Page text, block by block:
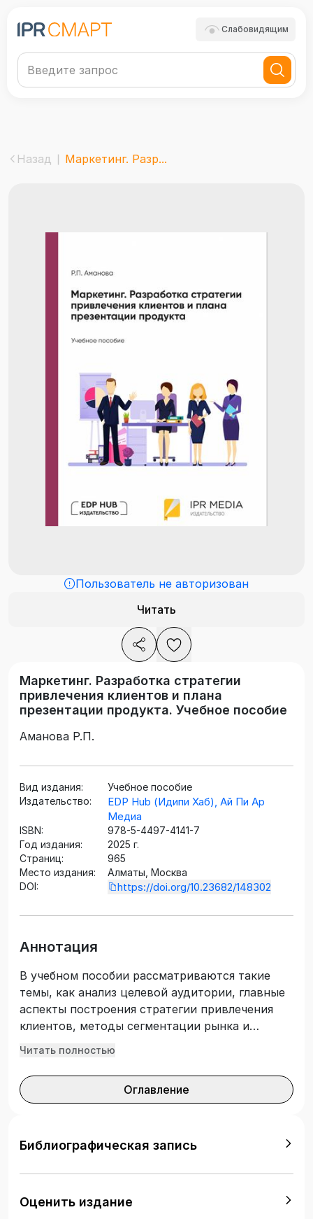
Слабовидящим
Назад Маркетинг. Разр...
Пользователь не авторизован
Читать
Маркетинг. Разработка стратегии
привлечения клиентов и плана
презентации продукта. Учебное пособие
Аманова Р.П.
Вид издания:
Учебное пособие
Издательство:
EDP Hub (Идипи Хаб), Ай Пи Ар
Медиа
ISBN:
978-5-4497-4141-7
Год издания:
2025 г.
Страниц:
965
Место издания:
Алматы, Москва
DOI:
https://doi.org/10.23682/148302
Аннотация
В учебном пособии рассматриваются такие
темы, как анализ целевой аудитории, главные
аспекты построения стратегии привлечения
клиентов, методы сегментации рынка и
выявление потребностей клиентов. Данное
разработке плана презентации продукта,
демонстрирует этапы подготовки содержания
потенциальной аудиторией. Рекомендовано
образования «Менеджмент и управление»,
изучающих дисциплины «Маркетинг» и
«Разработка стратегии привлечения клиентов
Читать полностью
Оглавление
Библиографическая запись
Оценить издание